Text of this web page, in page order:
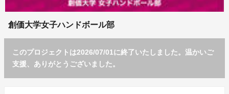
創価大学女子ハンドボール部
このプロジェクトは2026/07/01に終了いたしました。温かいご
支援、ありがとうございました。